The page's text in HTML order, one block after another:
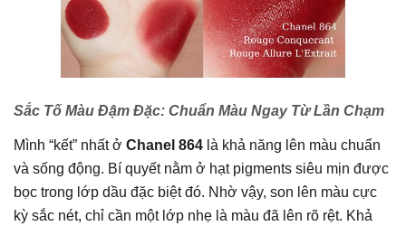
Sắc Tố Màu Đậm Đặc: Chuẩn Màu Ngay Từ Lần Chạm
Mình “kết” nhất ở Chanel 864 là khả năng lên màu chuẩn
và sống động. Bí quyết nằm ở hạt pigments siêu mịn được
bọc trong lớp dầu đặc biệt đó. Nhờ vậy, son lên màu cực
kỳ sắc nét, chỉ cần một lớp nhẹ là màu đã lên rõ rệt. Khả